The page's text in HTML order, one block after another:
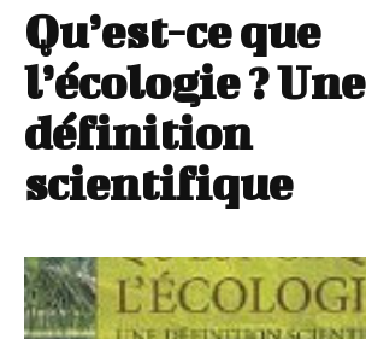
Qu’est-ce que
l’écologie ? Une
définition
scientifique